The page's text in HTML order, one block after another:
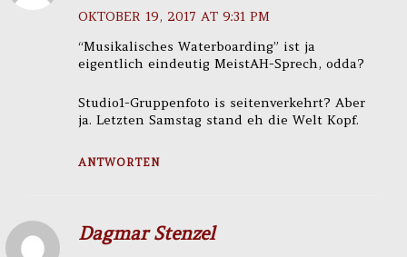
OKTOBER 19, 2017 AT 9:31 PM
“Musikalisches Waterboarding” ist ja
eigentlich eindeutig MeistAH-Sprech, odda?
Studio1-Gruppenfoto is seitenverkehrt? Aber
ja. Letzten Samstag stand eh die Welt Kopf.
ANTWORTEN
Dagmar Stenzel